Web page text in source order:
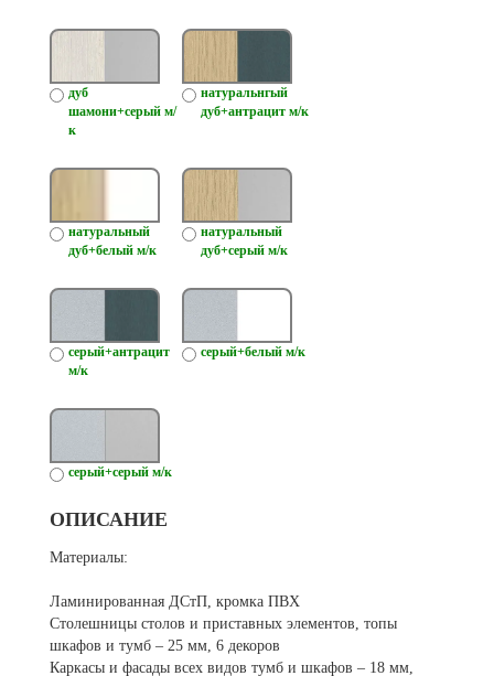
дуб
шамони+серый м/
к
натуральнгый
дуб+антрацит м/к
натуральный
дуб+белый м/к
натуральный
дуб+серый м/к
серый+антрацит
м/к
серый+белый м/к
серый+серый м/к
ОПИСАНИЕ
Материалы:
Ламинированная ДСтП, кромка ПВХ
Столешницы столов и приставных элементов, топы
шкафов и тумб – 25 мм, 6 декоров
Каркасы и фасады всех видов тумб и шкафов – 18 мм,